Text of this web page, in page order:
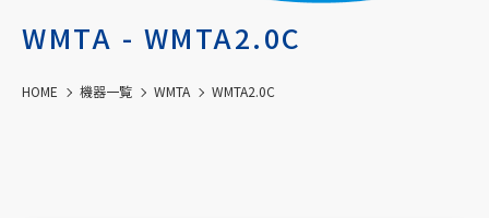
WMTA - WMTA2.0C
HOME 機器一覧 WMTA WMTA2.0C